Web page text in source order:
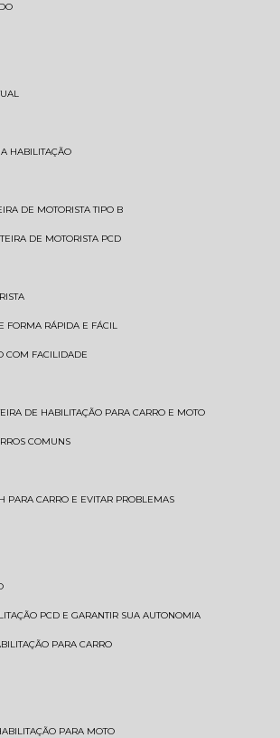
HABILITAÇÃO
DE MOTORISTA TIPO B
DE MOTORISTA PCD
FORMA RÁPIDA E FÁCIL
COM FACILIDADE
DE HABILITAÇÃO PARA CARRO E MOTO
COMUNS
PARA CARRO E EVITAR PROBLEMAS
PCD E GARANTIR SUA AUTONOMIA
PARA CARRO
PARA MOTO